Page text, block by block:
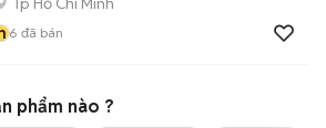
6 đã bán
phẩm nào ?